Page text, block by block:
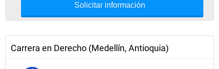
Solicitar información
Carrera en Derecho (Medellín, Antioquia)